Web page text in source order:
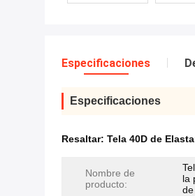
Especificaciones
Especificaciones
Resaltar: Tela 40D de
Nombre de
producto:
la